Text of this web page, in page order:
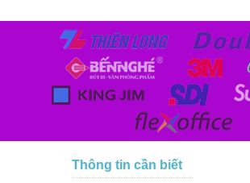
Thông tin cần biết